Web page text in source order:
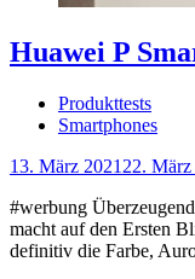
Huawei P
Produkttests
Smartphones
13. März 2021 22. März
#werbung
macht auf den Ersten
definitiv die Farbe,